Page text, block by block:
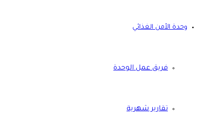
وحدة الأمن الغذائي
فريق عمل الوحدة
تقارير شهرية